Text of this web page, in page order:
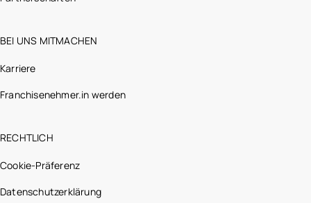
BEI UNS MITMACHEN
Karriere
Franchisenehmer.in werden
RECHTLICH
Cookie-Präferenz
Datenschutzerklärung